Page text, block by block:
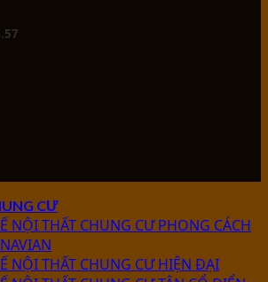
CƯ
NỘI THẤT CHUNG CƯ PHONG CÁCH
NỘI THẤT CHUNG CƯ HIỆN ĐẠI